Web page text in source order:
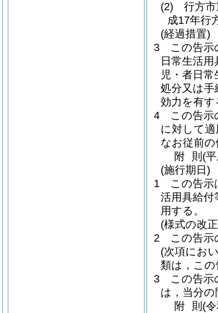
(2)
行方
成17年行
(経過措置)
3
この告示
日常生活
児・者日
処分又は
効力を有す
4
この告示
に対して
なお従前
附 則 (
(施行期日)
1
この告示
活用具給付
用する。
(様式の改
2
この告示
(次項にお
類は，こ
3
この告
は，当分
附 則 (